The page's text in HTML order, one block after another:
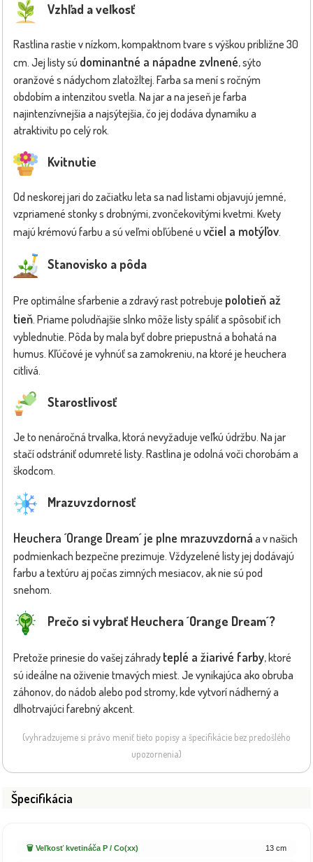
Vzhľad a veľkosť
Rastlina rastie v nízkom, kompaktnom tvare s výškou približne 30
cm. Jej listy sú dominantné a nápadne zvlnené, sýto
oranžové s nádychom zlatožltej. Farba sa mení s ročným
obdobím a intenzitou svetla. Na jar a na jeseň je farba
najintenzívnejšia a najsýtejšia, čo jej dodáva dynamiku a
atraktivitu po celý rok.
Kvitnutie
Od neskorej jari do začiatku leta sa nad listami objavujú jemné,
vzpriamené stonky s drobnými, zvončekovitými kvetmi. Kvety
majú krémovú farbu a sú veľmi obľúbené u včiel a motýľov.
Stanovisko a pôda
Pre optimálne sfarbenie a zdravý rast potrebuje polotieň až
tieň. Priame poludňajšie slnko môže listy spáliť a spôsobiť ich
vyblednutie. Pôda by mala byť dobre priepustná a bohatá na
humus. Kľúčové je vyhnúť sa zamokreniu, na ktoré je heuchera
citlivá.
Starostlivosť
Je to nenáročná trvalka, ktorá nevyžaduje veľkú údržbu. Na jar
stačí odstrániť odumreté listy. Rastlina je odolná voči chorobám a
škodcom.
Mrazuvzdornosť
Heuchera ´Orange Dream´ je plne mrazuvzdorná a v našich
podmienkach bezpečne prezimuje. Vždyzelené listy jej dodávajú
farbu a textúru aj počas zimných mesiacov, ak nie sú pod
snehom.
Prečo si vybrať Heuchera ´Orange Dream´?
Pretože prinesie do vašej záhrady teplé a žiarivé farby, ktoré
sú ideálne na oživenie tmavých miest. Je vynikajúca ako obruba
záhonov, do nádob alebo pod stromy, kde vytvorí nádherný a
dlhotrvajúci farebný akcent.
(vyhradzujeme si právo meniť tieto popisy a špecifikácie bez predošlého
upozornenia)
Špecifikácia
🗑️ Veľkosť kvetináča P / Co(xx) 13 cm